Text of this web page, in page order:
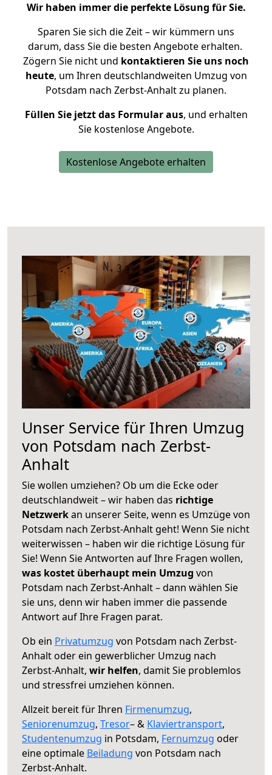
Wir haben immer die perfekte Lösung für Sie.
Sparen Sie sich die Zeit – wir kümmern uns
darum, dass Sie die besten Angebote erhalten.
Zögern Sie nicht und kontaktieren Sie uns noch
heute, um Ihren deutschlandweiten Umzug von
Potsdam nach Zerbst-Anhalt zu planen.
Füllen Sie jetzt das Formular aus, und erhalten
Sie kostenlose Angebote.
Kostenlose Angebote erhalten
Unser Service für Ihren Umzug
von Potsdam nach Zerbst-
Anhalt
Sie wollen umziehen? Ob um die Ecke oder
deutschlandweit – wir haben das richtige
Netzwerkan unserer Seite, wenn es Umzüge von
Potsdam nach Zerbst-Anhalt geht! Wenn Sie nicht
weiterwissen – haben wir die richtige Lösung für
Sie! Wenn Sie Antworten auf Ihre Fragen wollen,
was kostet überhaupt mein Umzug von
Potsdam nach Zerbst-Anhalt – dann wählen Sie
sie uns, denn wir haben immer die passende
Antwort auf Ihre Fragen parat.
Ob ein Privatumzug von Potsdam nach Zerbst-
Anhalt oder ein gewerblicher Umzug nach
Zerbst-Anhalt, wir helfen, damit Sie problemlos
und stressfrei umziehen können.
Allzeit bereit für Ihren Firmenumzug,
Seniorenumzug, Tresor– & Klaviertransport,
Studentenumzug in Potsdam, Fernumzug oder
eine optimale Beiladung von Potsdam nach
Zerbst-Anhalt.